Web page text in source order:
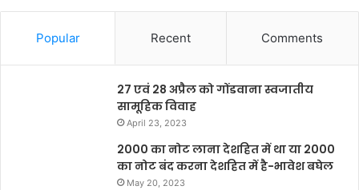
Popular Recent Comments
27 एवं 28 अप्रैल को गोंडवाना स्वजातीय
सामूहिक विवाह
April 23, 2023
2000 का नोट लाना देशहित में था या 2000
का नोट बंद करना देशहित में है-भावेश बघेल
May 20, 2023